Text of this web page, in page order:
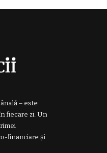
– este
fiecare zi. Un
financiare și